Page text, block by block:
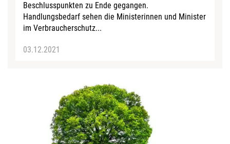
Beschlusspunkten zu Ende gegangen.
Handlungsbedarf sehen die Ministerinnen und Minister
im Verbraucherschutz...
03.12.2021